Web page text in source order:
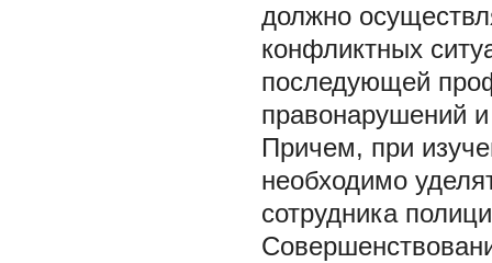
должно
конфликтных
последующей
правонарушений
Причем, при
необходимо
сотрудника